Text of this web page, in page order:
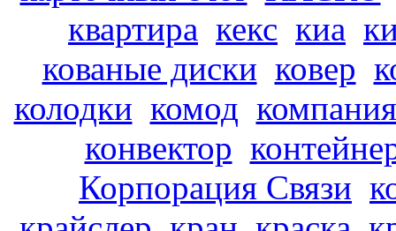
квартира кекс киа
кованые диски ковер
колодки комод компания
конвектор
Корпорация Связи